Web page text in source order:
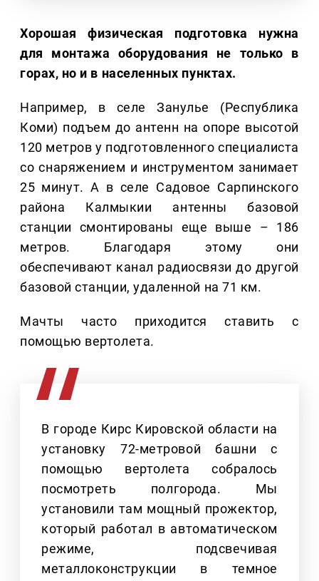
Хорошая физическая подготовка нужна
для монтажа оборудования не только в
горах, но и в населенных пунктах.
Например, в селе Занулье (Республика
Коми) подъем до антенн на опоре высотой
120 метров у подготовленного специалиста
со снаряжением и инструментом занимает
25 минут. А в селе Садовое Сарпинского
района Калмыкии антенны базовой
станции смонтированы еще выше – 186
метров. Благодаря этому они
обеспечивают канал радиосвязи до другой
базовой станции, удаленной на 71 км.
Мачты часто приходится ставить с
помощью вертолета.
В городе Кирс Кировской области на
установку 72-метровой башни с
помощью вертолета собралось
посмотреть полгорода. Мы
установили там мощный прожектор,
который работал в автоматическом
режиме, подсвечивая
металлоконструкции в темное